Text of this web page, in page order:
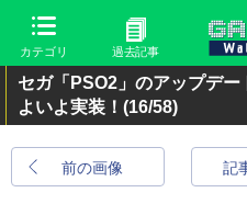
カテゴリ 過去記事
セガ「PSO2」のアップデ
よいよ実装！ (16/58)
前の画像 記